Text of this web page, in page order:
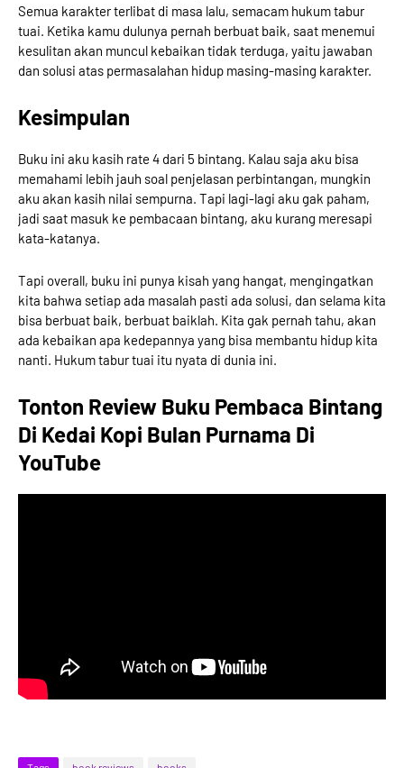
Semua karakter terlibat di masa lalu, semacam hukum tabur
tuai. Ketika kamu dulunya pernah berbuat baik, saat menemui
kesulitan akan muncul kebaikan tidak terduga, yaitu jawaban
dan solusi atas permasalahan hidup masing-masing karakter.
Kesimpulan
Buku ini aku kasih rate 4 dari 5 bintang. Kalau saja aku bisa
memahami lebih jauh soal penjelasan perbintangan, mungkin
aku akan kasih nilai sempurna. Tapi lagi-lagi aku gak paham,
jadi saat masuk ke pembacaan bintang, aku kurang meresapi
kata-katanya.
Tapi overall, buku ini punya kisah yang hangat, mengingatkan
kita bahwa setiap ada masalah pasti ada solusi, dan selama kita
bisa berbuat baik, berbuat baiklah. Kita gak pernah tahu, akan
ada kebaikan apa kedepannya yang bisa membantu hidup kita
nanti. Hukum tabur tuai itu nyata di dunia ini.
Tonton Review Buku Pembaca Bintang
Di Kedai Kopi Bulan Purnama Di
YouTube